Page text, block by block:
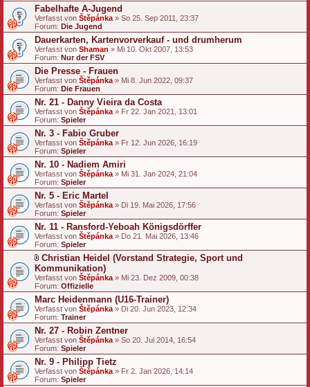
Fabelhafte A-Jugend
Verfasst von Štěpánka » So 25. Sep 2011, 23:37
Forum: Die Jugend
Dauerkarten, Kartenvorverkauf - und drumherum
Verfasst von Shaman » Mi 10. Okt 2007, 13:53
Forum: Nur der FSV
Die Presse - Frauen
Verfasst von Štěpánka » Mi 8. Jun 2022, 09:37
Forum: Die Frauen
Nr. 21 - Danny Vieira da Costa
Verfasst von Štěpánka » Fr 22. Jan 2021, 13:01
Forum: Spieler
Nr. 3 - Fabio Gruber
Verfasst von Štěpánka » Fr 12. Jun 2026, 16:19
Forum: Spieler
Nr. 10 - Nadiem Amiri
Verfasst von Štěpánka » Mi 31. Jan 2024, 21:04
Forum: Spieler
Nr. 5 - Eric Martel
Verfasst von Štěpánka » Di 19. Mai 2026, 17:56
Forum: Spieler
Nr. 11 - Ransford-Yeboah Königsdörffer
Verfasst von Štěpánka » Do 21. Mai 2026, 13:46
Forum: Spieler
D
a
t
e
i
a
n
h
a
n
g
Christian Heidel (Vorstand Strategie, Sport und
Kommunikation)
Verfasst von Štěpánka » Mi 23. Dez 2009, 00:38
Forum: Offizielle
Marc Heidenmann (U16-Trainer)
Verfasst von Štěpánka » Di 20. Jun 2023, 12:34
Forum: Trainer
Nr. 27 - Robin Zentner
Verfasst von Štěpánka » So 20. Jul 2014, 16:54
Forum: Spieler
Nr. 9 - Philipp Tietz
Verfasst von Štěpánka » Fr 2. Jan 2026, 14:14
Forum: Spieler